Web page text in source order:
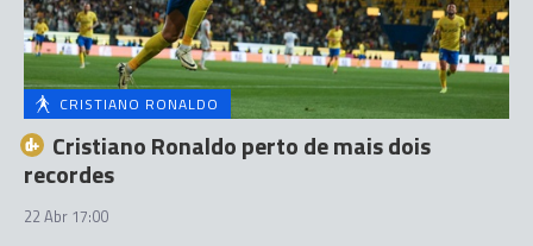
CRISTIANO RONALDO
Cristiano Ronaldo perto de mais dois
recordes
22 Abr 17:00